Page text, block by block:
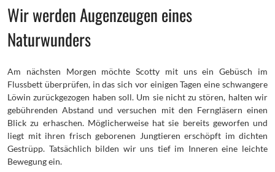
Wir werden Augenzeugen eines
Naturwunders
Am nächsten Morgen möchte Scotty mit uns ein Gebüsch im
Flussbett überprüfen, in das sich vor einigen Tagen eine schwangere
Löwin zurückgezogen haben soll. Um sie nicht zu stören, halten wir
gebührenden Abstand und versuchen mit den Ferngläsern einen
Blick zu erhaschen. Möglicherweise hat sie bereits geworfen und
liegt mit ihren frisch geborenen Jungtieren erschöpft im dichten
Gestrüpp. Tatsächlich bilden wir uns tief im Inneren eine leichte
Bewegung ein.